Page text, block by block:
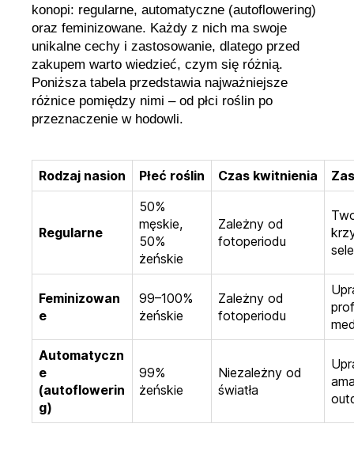
konopi: regularne, automatyczne (autoflowering)
oraz feminizowane. Każdy z nich ma swoje
unikalne cechy i zastosowanie, dlatego przed
zakupem warto wiedzieć, czym się różnią.
Poniższa tabela przedstawia najważniejsze
różnice pomiędzy nimi – od płci roślin po
przeznaczenie w hodowli.
Rodzaj nasion Płeć roślin Czas kwitnienia
Regularne
50%
męskie,
50%
żeńskie
Zależny od
fotoperiodu
Feminizowan
e
99–100%
żeńskie
Zależny od
fotoperiodu
Automatyczn
e
(autoflowerin
g)
99%
żeńskie
Niezależny od
światła